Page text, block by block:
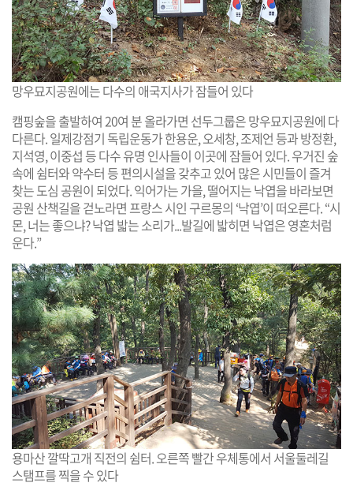
망우묘지공원에는 다수의 애국지사가 잠들어 있다
캠핑숲을 출발하여 20여 분 올라가면 선두그룹은 망우묘지공원에 다
다른다. 일제강점기 독립운동가 한용운, 오세창, 조제언 등과 방정환,
지석영, 이중섭 등 다수 유명 인사들이 이곳에 잠들어 있다. 우거진 숲
속에 쉼터와 약수터 등 편의시설을 갖추고 있어 많은 시민들이 즐겨
찾는 도심 공원이 되었다. 익어가는 가을, 떨어지는 낙엽을 바라보면
공원 산책길을 걷노라면 프랑스 시인 구르몽의 ‘낙엽’이 떠오른다. “시
몬, 너는 좋으냐? 낙엽 밟는 소리가...발길에 밟히면 낙엽은 영혼처럼
운다.”
용마산 깔딱고개 직전의 쉼터. 오른쪽 빨간 우체통에서 서울둘레길
스탬프를 찍을 수 있다